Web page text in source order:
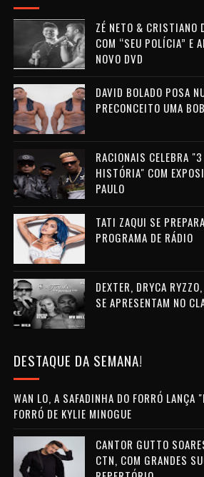
ZÉ NETO & CRISTIANO
COM “SEU POLÍCIA” E
NOVO DVD
DAVID BOLADO POSA
PRECONCEITO UMA
RACIONAIS CELEBRA
HISTÓRIA" COM
PAULO
TATI ZAQUI SE
PROGRAMA DE RÁDIO
DEXTER, DRYCA
SE APRESENTAM NO
DESTAQUE DA SEMANA!
WAN LO, A SAFADINHA DO FORRÓ LANÇA
FORRÓ DE KYLIE MINOGUE
CANTOR GUTTO
CTN, COM GRANDES